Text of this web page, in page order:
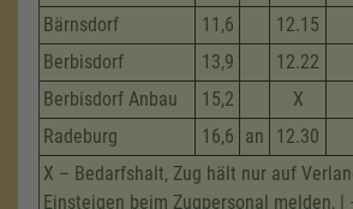
Bärnsdorf
11,6 12.15
Berbisdorf
13,9 12.22
Berbisdorf Anbau
15,2 X
Radeburg
16,6 an 12.30
X – Bedarfshalt, Zug hält nur auf
Einsteigen beim Zugpersonal melden,